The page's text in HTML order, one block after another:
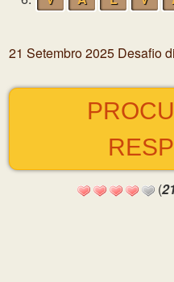
21 Setembro 2025 Desafio
(